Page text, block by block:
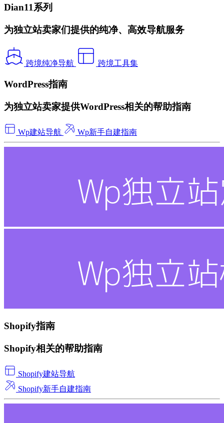
Dian11系列
为独立站卖家们提供的纯净、高效导航服务
跨境纯净导航 跨境工具集
WordPress指南
为独立站卖家提供WordPress相关的帮助指南
Wp建站导航 Wp新手自建指南
Shopify指南
Shopify相关的帮助指南
Shopify建站导航
Shopify新手自建指南